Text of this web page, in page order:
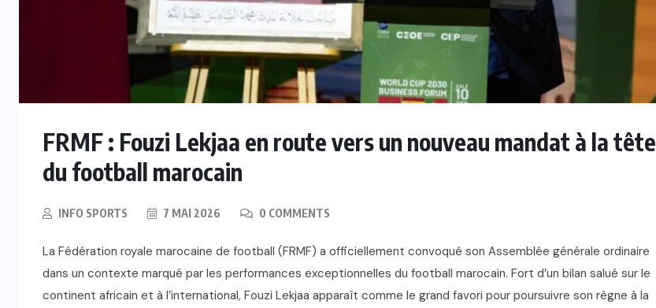
FRMF : Fouzi Lekjaa en route vers un nouveau mandat à la tête
du football marocain
INFO SPORTS 7 MAI 2026 0 COMMENTS
La Fédération royale marocaine de football (FRMF) a officiellement convoqué son Assemblée générale ordinaire
dans un contexte marqué par les performances exceptionnelles du football marocain. Fort d’un bilan salué sur le
continent africain et à l’international, Fouzi Lekjaa apparaît comme le grand favori pour poursuivre son règne à la
FIFA : Mattias Grafström évoque
des événements “tristes et
répréhensibles” après la crise du
projet FFE